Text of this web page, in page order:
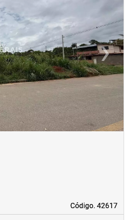
›Next
Código. 42617
Código. 42617